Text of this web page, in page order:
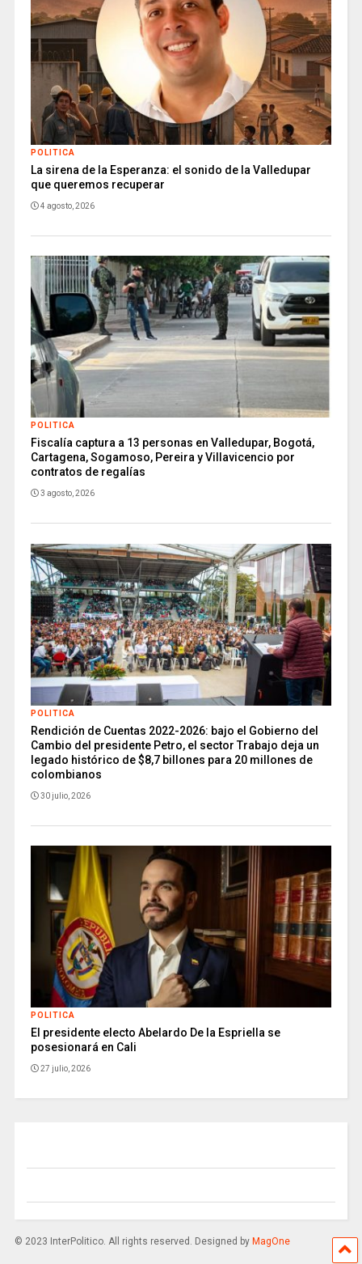
POLITICA
La sirena de la Esperanza: el sonido de la Valledupar
que queremos recuperar
4 agosto, 2026
POLITICA
Fiscalía captura a 13 personas en Valledupar, Bogotá,
Cartagena, Sogamoso, Pereira y Villavicencio por
contratos de regalías
3 agosto, 2026
POLITICA
Rendición de Cuentas 2022-2026: bajo el Gobierno del
Cambio del presidente Petro, el sector Trabajo deja un
legado histórico de $8,7 billones para 20 millones de
colombianos
30 julio, 2026
POLITICA
El presidente electo Abelardo De la Espriella se
posesionará en Cali
27 julio, 2026
© 2023 InterPolitico. All rights reserved. Designed by MagOne